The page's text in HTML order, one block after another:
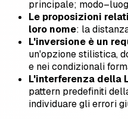
principale;
Le proposizioni
loro nome: la
L'inversione è un
un'opzione stilistica,
e nei condizionali
L'interferenza della
pattern predefiniti
individuare gli errori